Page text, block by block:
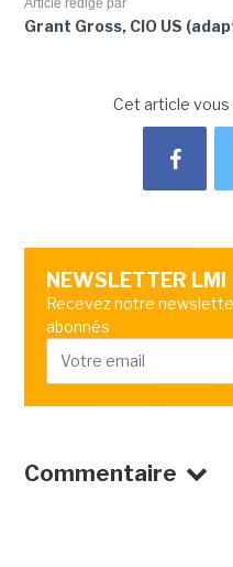
Article rédigé par
Grant Gross, CIO US
Cet article vous
NEWSLETTER LMI
Recevez notre
abonnés
Commentaire